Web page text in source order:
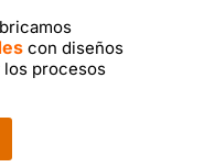
con diseños
los procesos